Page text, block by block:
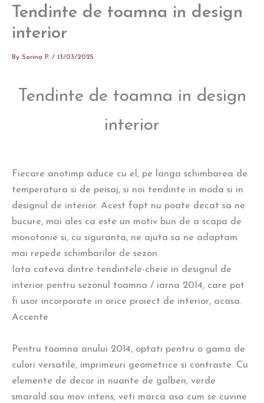
Tendinte de toamna in design
interior
By Sorina P. / 13/03/2025
Tendinte de toamna in design
interior
Fiecare anotimp aduce cu el, pe langa schimbarea de
temperatura si de peisaj, si noi tendinte in moda si in
designul de interior. Acest fapt nu poate decat sa ne
bucure, mai ales ca este un motiv bun de a scapa de
monotonie si, cu siguranta, ne ajuta sa ne adaptam
mai repede schimbarilor de sezon.
Iata cateva dintre tendintele-cheie in designul de
interior pentru sezonul toamna / iarna 2014, care pot
fi usor incorporate in orice proiect de interior, acasa.
Accente
Pentru toamna anului 2014, optati pentru o gama de
culori versatile, imprimeuri geometrice si contraste. Cu
elemente de decor in nuante de galben, verde
smarald sau mov intens, veti marca asa cum se cuvine